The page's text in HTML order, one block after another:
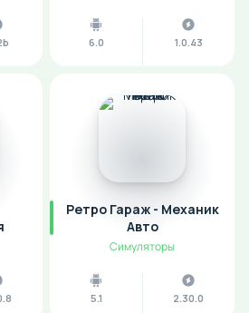
6.0 1.0.43
Ретро Гараж - Механик
Авто
Симуляторы
5.1 2.30.0